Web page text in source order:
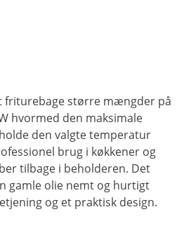
friturebage større mængder på
hvormed den maksimale
den valgte temperatur
brug i køkkener og
tilbage i beholderen. Det
gamle olie nemt og hurtigt
og et praktisk design.